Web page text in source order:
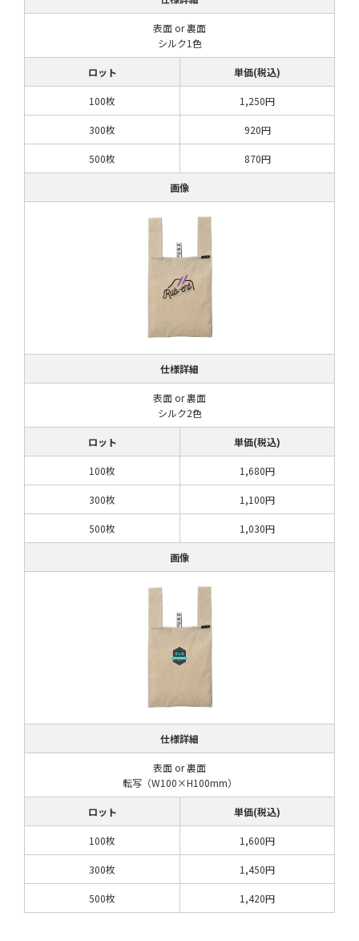
表面 or 裏面
シルク1色
ロット 単価(税込)
100枚 1,250円
300枚 920円
500枚 870円
画像
仕様詳細
表面 or 裏面
シルク2色
ロット 単価(税込)
100枚 1,680円
300枚 1,100円
500枚 1,030円
画像
仕様詳細
表面 or 裏面
転写（W100×H100mm）
ロット 単価(税込)
100枚 1,600円
300枚 1,450円
500枚 1,420円